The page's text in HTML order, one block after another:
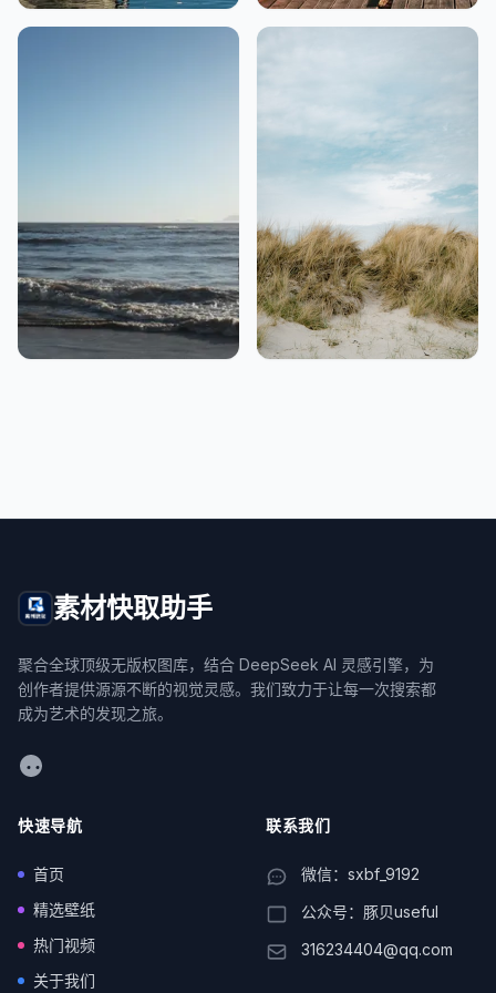
素材快取助手
聚合全球顶级无版权图库，结合 DeepSeek AI 灵感引擎，为
创作者提供源源不断的视觉灵感。我们致力于让每一次搜索都
成为艺术的发现之旅。
WeChat
快速导航
首页
精选壁纸
热门视频
关于我们
联系我们
微信：sxbf_9192
公众号：豚贝useful
316234404@qq.com